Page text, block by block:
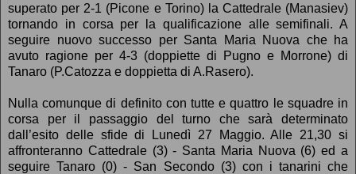
superato per 2-1 (Picone e Torino) la Cattedrale (Manasiev)
tornando in corsa per la qualificazione alle semifinali. A
seguire nuovo successo per Santa Maria Nuova che ha
avuto ragione per 4-3 (doppiette di Pugno e Morrone) di
Tanaro (P.Catozza e doppietta di A.Rasero).
Nulla comunque di definito con tutte e quattro le squadre in
corsa per il passaggio del turno che sarà determinato
dall’esito delle sfide di Lunedì 27 Maggio. Alle 21,30 si
affronteranno Cattedrale (3) - Santa Maria Nuova (6) ed a
seguire Tanaro (0) - San Secondo (3) con i tanarini che